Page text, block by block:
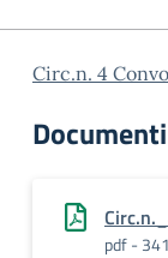
Circ.n. 4
Documenti
pdf -